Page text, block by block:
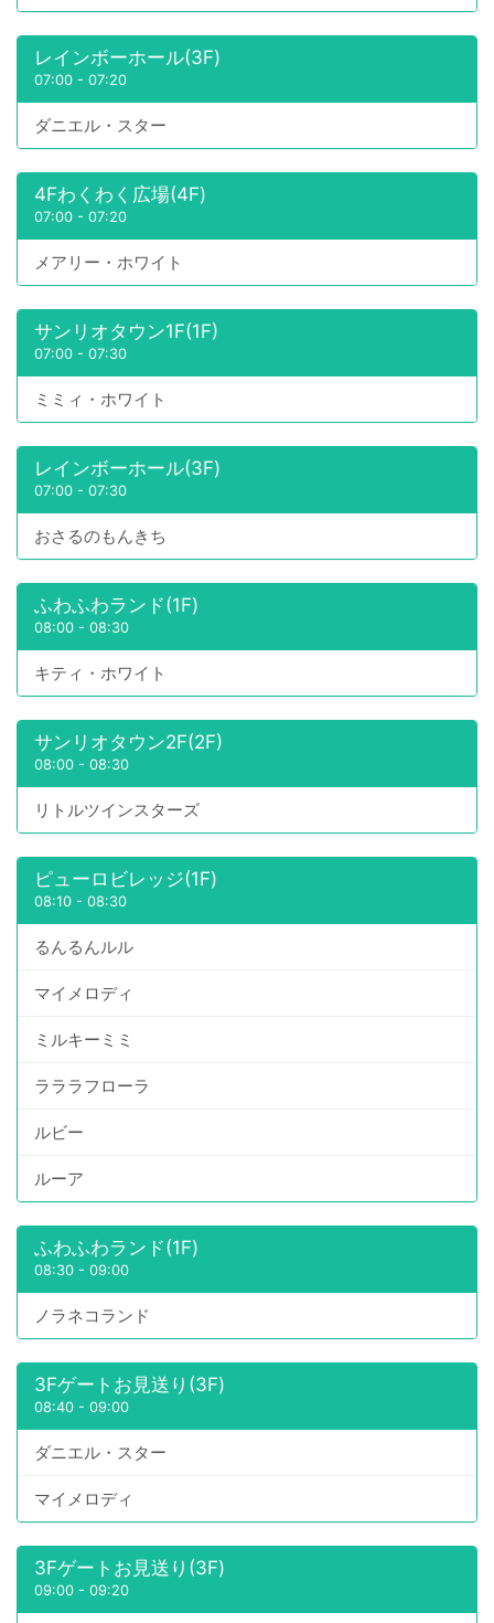
レインボーホール(3F)
07:00 - 07:20
ダニエル・スター
4Fわくわく広場(4F)
07:00 - 07:20
メアリー・ホワイト
サンリオタウン1F(1F)
07:00 - 07:30
ミミィ・ホワイト
レインボーホール(3F)
07:00 - 07:30
おさるのもんきち
ふわふわランド(1F)
08:00 - 08:30
キティ・ホワイト
サンリオタウン2F(2F)
08:00 - 08:30
リトルツインスターズ
ピューロビレッジ(1F)
08:10 - 08:30
るんるんルル
マイメロディ
ミルキーミミ
ラララフローラ
ルビー
ルーア
ふわふわランド(1F)
08:30 - 09:00
ノラネコランド
3Fゲートお見送り(3F)
08:40 - 09:00
ダニエル・スター
マイメロディ
3Fゲートお見送り(3F)
09:00 - 09:20